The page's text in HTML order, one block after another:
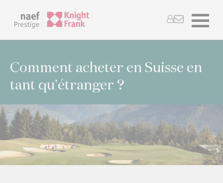
Comment acheter en Suisse en
tant qu'étranger ?